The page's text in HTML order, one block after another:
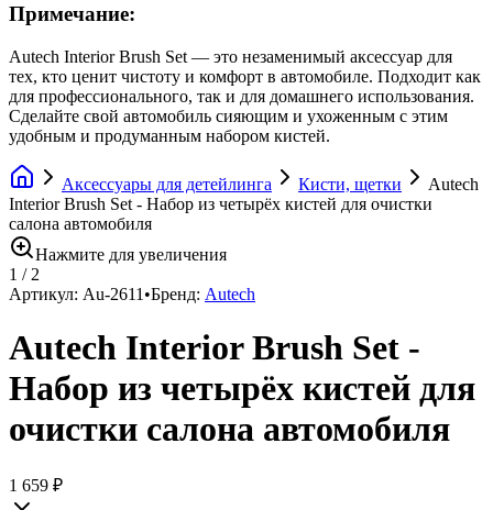
Примечание:
Autech Interior Brush Set — это незаменимый аксессуар для
тех, кто ценит чистоту и комфорт в автомобиле. Подходит как
для профессионального, так и для домашнего использования.
Сделайте свой автомобиль сияющим и ухоженным с этим
удобным и продуманным набором кистей.
Аксессуары для детейлинга Кисти, щетки
Autech
Interior Brush Set - Набор из четырёх кистей для очистки
салона автомобиля
Нажмите для увеличения
1 / 2
Артикул: Au-2611 •Бренд: Autech
Autech Interior Brush Set -
Набор из четырёх кистей для
очистки салона автомобиля
1 659 ₽